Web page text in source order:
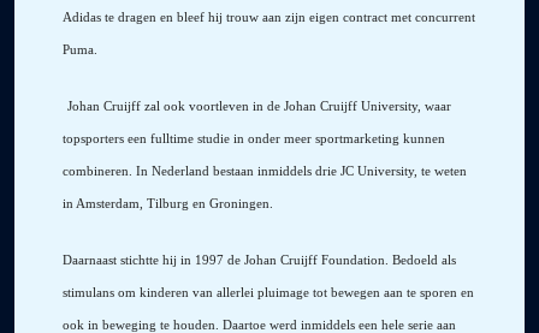
Adidas te dragen en bleef hij trouw aan zijn eigen contract met concurrent
Puma.
Johan Cruijff zal ook voortleven in de Johan Cruijff University, waar
topsporters een fulltime studie in onder meer sportmarketing kunnen
combineren. In Nederland bestaan inmiddels drie JC University, te weten
in Amsterdam, Tilburg en Groningen.
Daarnaast stichtte hij in 1997 de Johan Cruijff Foundation. Bedoeld als
stimulans om kinderen van allerlei pluimage tot bewegen aan te sporen en
ook in beweging te houden. Daartoe werd inmiddels een hele serie aan